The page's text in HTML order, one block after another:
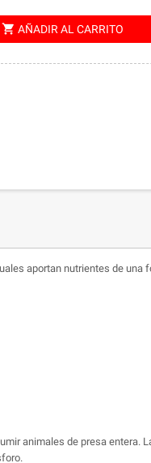
shopping_cart AÑADIR AL CARRITO
aportan nutrientes de una
animales de presa entera.